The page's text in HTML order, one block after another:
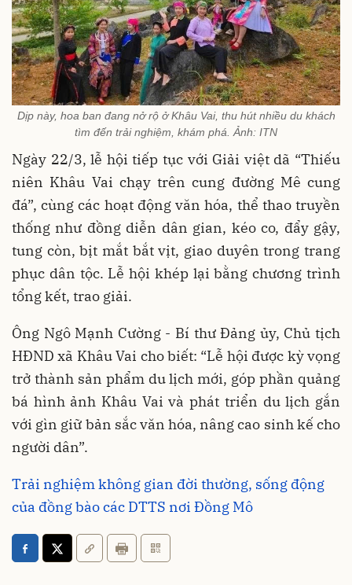
Dịp này, hoa ban đang nở rộ ở Khâu Vai, thu hút nhiều du khách
tìm đến trải nghiệm, khám phá. Ảnh: ITN
Ngày 22/3, lễ hội tiếp tục với Giải việt dã “Thiếu
niên Khâu Vai chạy trên cung đường Mê cung
đá”, cùng các hoạt động văn hóa, thể thao truyền
thống như đồng diễn dân gian, kéo co, đẩy gậy,
tung còn, bịt mắt bắt vịt, giao duyên trong trang
phục dân tộc. Lễ hội khép lại bằng chương trình
tổng kết, trao giải.
Ông Ngô Mạnh Cường - Bí thư Đảng ủy, Chủ tịch
HĐND xã Khâu Vai cho biết: “Lễ hội được kỳ vọng
trở thành sản phẩm du lịch mới, góp phần quảng
bá hình ảnh Khâu Vai và phát triển du lịch gắn
với gìn giữ bản sắc văn hóa, nâng cao sinh kế cho
người dân”.
Trải nghiệm không gian đời thường, sống động
của đồng bào các DTTS nơi Đồng Mô